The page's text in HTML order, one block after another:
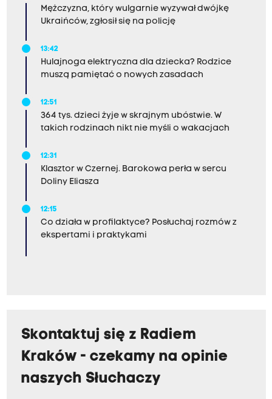
Mężczyzna, który wulgarnie wyzywał dwójkę
Ukraińców, zgłosił się na policję
13:42
Hulajnoga elektryczna dla dziecka? Rodzice
muszą pamiętać o nowych zasadach
12:51
364 tys. dzieci żyje w skrajnym ubóstwie. W
takich rodzinach nikt nie myśli o wakacjach
12:31
Klasztor w Czernej. Barokowa perła w sercu
Doliny Eliasza
12:15
Co działa w profilaktyce? Posłuchaj rozmów z
ekspertami i praktykami
Skontaktuj się z Radiem
Kraków - czekamy na opinie
naszych Słuchaczy